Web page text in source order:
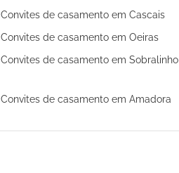
Convites de casamento em Cascais
Convites de casamento em Oeiras
Convites de casamento em Sobralinho
Convites de casamento em Amadora